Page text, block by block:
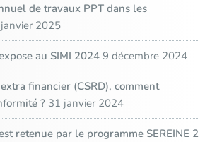
de travaux PPT dans les
2025
au SIMI 2024 9 décembre 2024
financier (CSRD), comment
? 31 janvier 2024
retenue par le programme SEREINE 2